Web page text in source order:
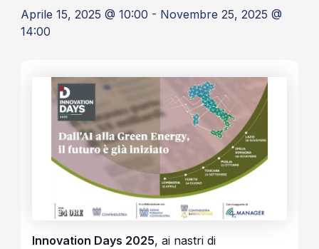
Aprile 15, 2025 @ 10:00 - Novembre 25, 2025 @
14:00
Innovation Days 2025, ai nastri di